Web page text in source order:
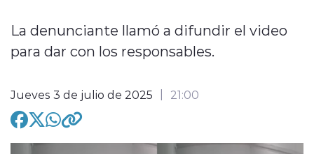
Deportes
La denunciante llamó a difundir el video
para dar con los responsables.
Jueves 3 de julio de 2025 21:00